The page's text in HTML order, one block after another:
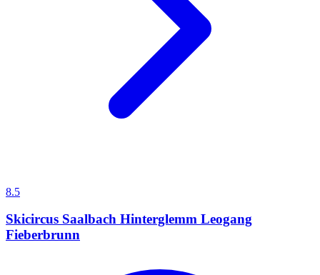
8.5
Skicircus Saalbach Hinterglemm Leogang
Fieberbrunn